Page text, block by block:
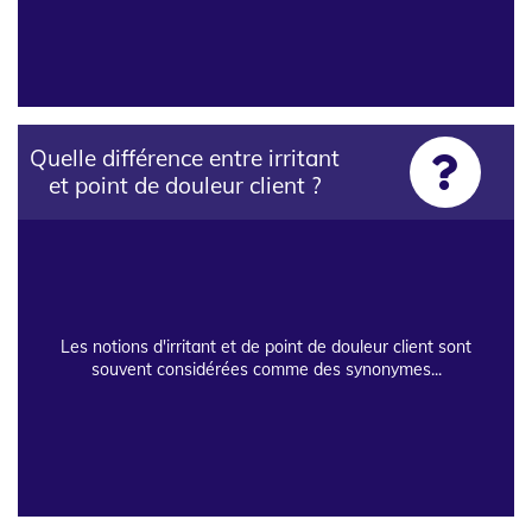
Quelle différence entre irritant
et point de douleur client ?
Les notions d'irritant et de point de douleur client sont
souvent considérées comme des synonymes...